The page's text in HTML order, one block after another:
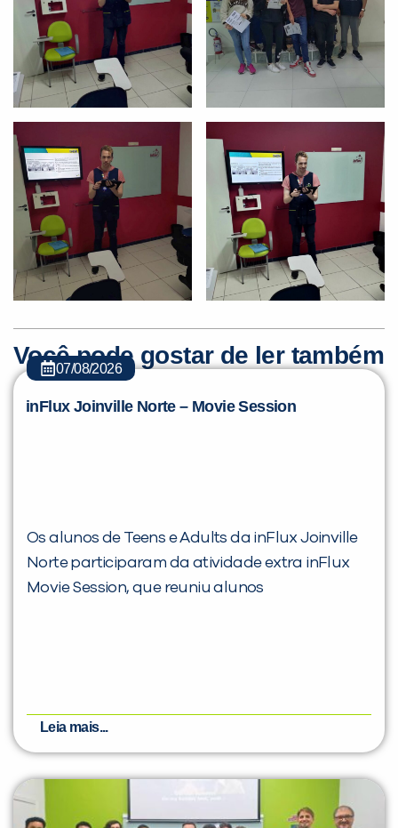
Você pode gostar de ler também
07/08/2026
inFlux Joinville Norte – Movie Session
Os alunos de Teens e Adults da inFlux Joinville
Norte participaram da atividade extra inFlux
Movie Session, que reuniu alunos
Leia mais...